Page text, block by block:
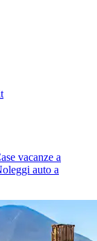
vacanze a
auto a